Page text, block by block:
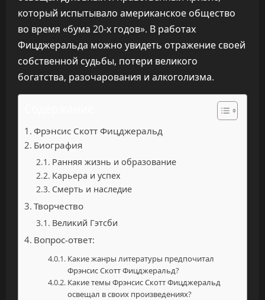
который испытывало американское общество
во время «бума 20-х годов». В работах
Фицджеральда можно увидеть отражение своей
собственной судьбы, потери великого
богатства, разочарования и алкоголизма.
Фрэнсис Скотт Фицджеральд
Биография
Ранняя жизнь и образование
Карьера и успех
Смерть и наследие
Творчество
Великий Гэтсби
Вопрос-ответ:
Какие жанры литературы предпочитал
Фрэнсис Скотт Фицджеральд?
Какие темы Фрэнсис Скотт Фицджеральд
освещал в своих произведениях?